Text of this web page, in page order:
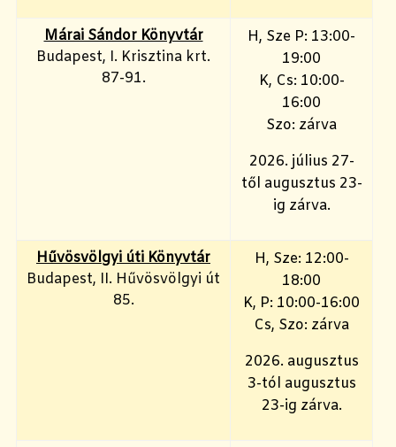
Márai Sándor Könyvtár
Budapest, I. Krisztina krt.
87-91.
H, Sze P: 13:00-
19:00
K, Cs: 10:00-
16:00
Szo: zárva
2026. július 27-
től augusztus 23-
ig zárva.
Hűvösvölgyi úti Könyvtár
Budapest, II. Hűvösvölgyi út
85.
H, Sze: 12:00-
18:00
K, P: 10:00-16:00
Cs, Szo: zárva
2026. augusztus
3-tól augusztus
23-ig zárva.